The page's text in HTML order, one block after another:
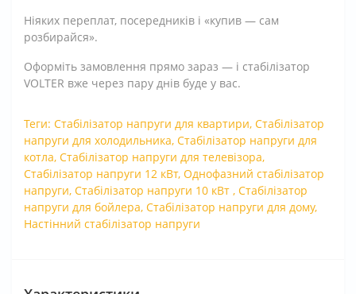
Ніяких переплат, посередників і «купив — сам
розбирайся».
Оформіть замовлення прямо зараз — і стабілізатор
VOLTER вже через пару днів буде у вас.
Теги: Стабілізатор напруги для квартири, Стабілізатор
напруги для холодильника, Стабілізатор напруги для
котла, Стабілізатор напруги для телевізора,
Стабілізатор напруги 12 кВт, Однофазний стабілізатор
напруги, Стабілізатор напруги 10 кВт , Стабілізатор
напруги для бойлера, Стабілізатор напруги для дому,
Настінний стабілізатор напруги